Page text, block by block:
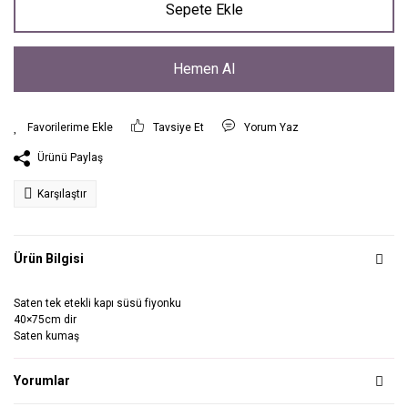
Sepete Ekle
Hemen Al
Tavsiye Et Yorum Yaz
Ürünü Paylaş
Karşılaştır
Ürün Bilgisi
Saten tek etekli kapı süsü fiyonku
40×75cm dir
Saten kumaş
Yorumlar